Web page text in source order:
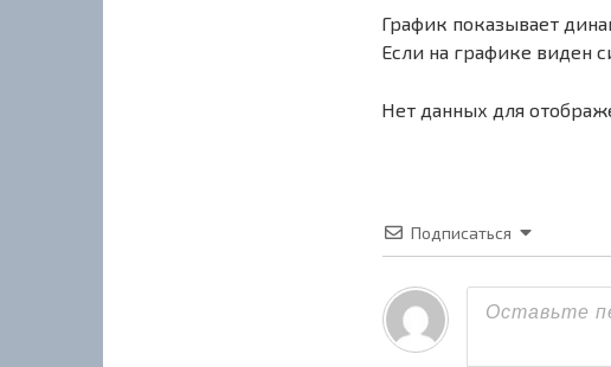
График показывает
Если на графике виден
Нет данных для
Подписаться